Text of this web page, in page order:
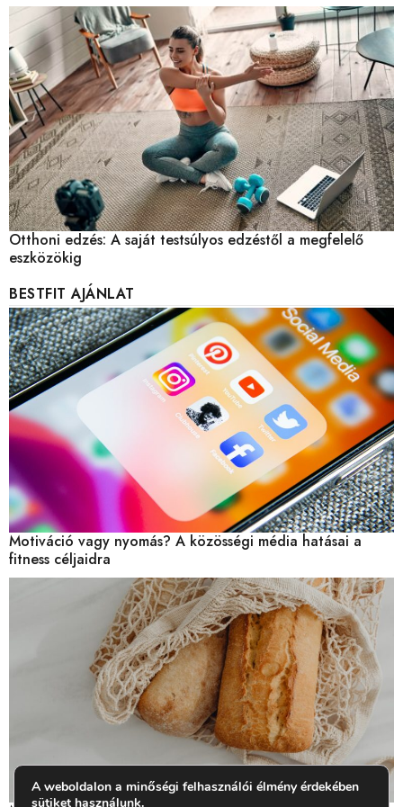
Otthoni edzés: A saját testsúlyos edzéstől a megfelelő
eszközökig
BESTFIT AJÁNLAT
Motiváció vagy nyomás? A közösségi média hatásai a
fitness céljaidra
A weboldalon a minőségi felhasználói élmény érdekében
sütiket használunk.